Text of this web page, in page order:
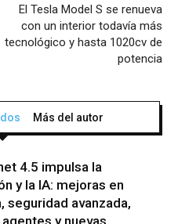
El Tesla Model S se renueva
con un interior todavía más
tecnológico y hasta 1020cv de
potencia
Más del autor
4.5 impulsa la
y la IA: mejoras en
seguridad avanzada,